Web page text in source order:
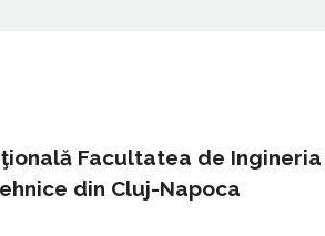
Facultatea de
din Cluj-Napoca